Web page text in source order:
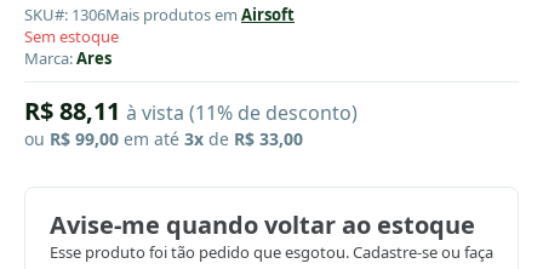
SKU#: 1306Mais produtos em Airsoft
Sem estoque
Marca:Ares
R$ 88,11 à vista (11% de desconto)
ou R$ 99,00 em até 3x de R$ 33,00
Avise-me quando voltar ao estoque
Esse produto foi tão pedido que esgotou. Cadastre-se ou faça